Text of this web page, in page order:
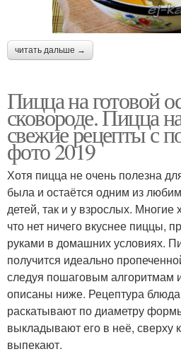
читать дальше →
Пицца на готовой
сковороде. Пицца
свежие рецепты с
фото 2019
Хотя пицца не очень полезна
была и остаётся одним из
детей, так и у взрослых.
что нет ничего вкуснее пиццы,
руками в домашних условиях.
получится идеально
следуя пошаговым алгоритмам
описаны ниже. Рецептура
раскатывают по диаметру
выкладывают его в неё, сверху
выпекают.